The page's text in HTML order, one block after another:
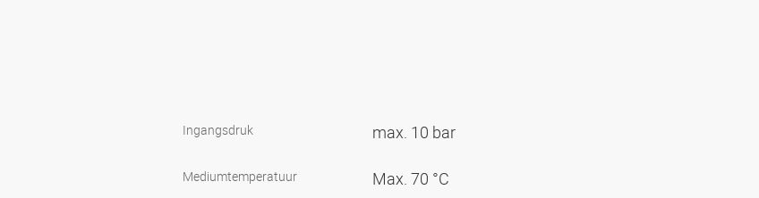
Ingangsdruk max. 10 bar
Mediumtemperatuur Max. 70 °C